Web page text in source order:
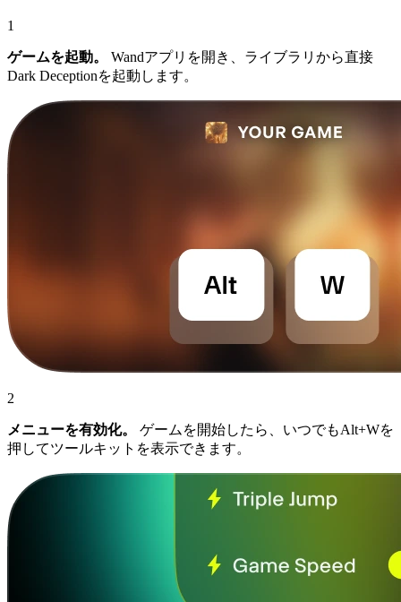
1
ゲームを起動。
Wandアプリを開き、ライブラリから直接
Dark Deceptionを起動します。
2
メニューを有効化。
ゲームを開始したら、いつでもAlt+Wを
押してツールキットを表示できます。